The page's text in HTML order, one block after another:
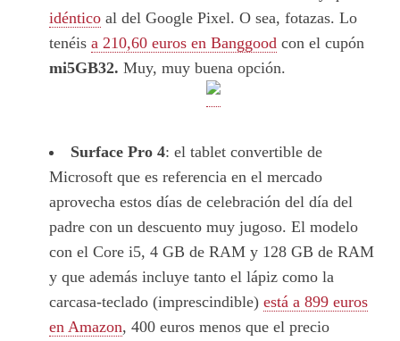
idéntico al del Google Pixel. O sea, fotazas. Lo
tenéis a 210,60 euros en Banggood con el cupón
mi5GB32. Muy, muy buena opción.
Surface Pro 4: el tablet convertible de
Microsoft que es referencia en el mercado
aprovecha estos días de celebración del día del
padre con un descuento muy jugoso. El modelo
con el Core i5, 4 GB de RAM y 128 GB de RAM
y que además incluye tanto el lápiz como la
carcasa-teclado (imprescindible) está a 899 euros
en Amazon, 400 euros menos que el precio